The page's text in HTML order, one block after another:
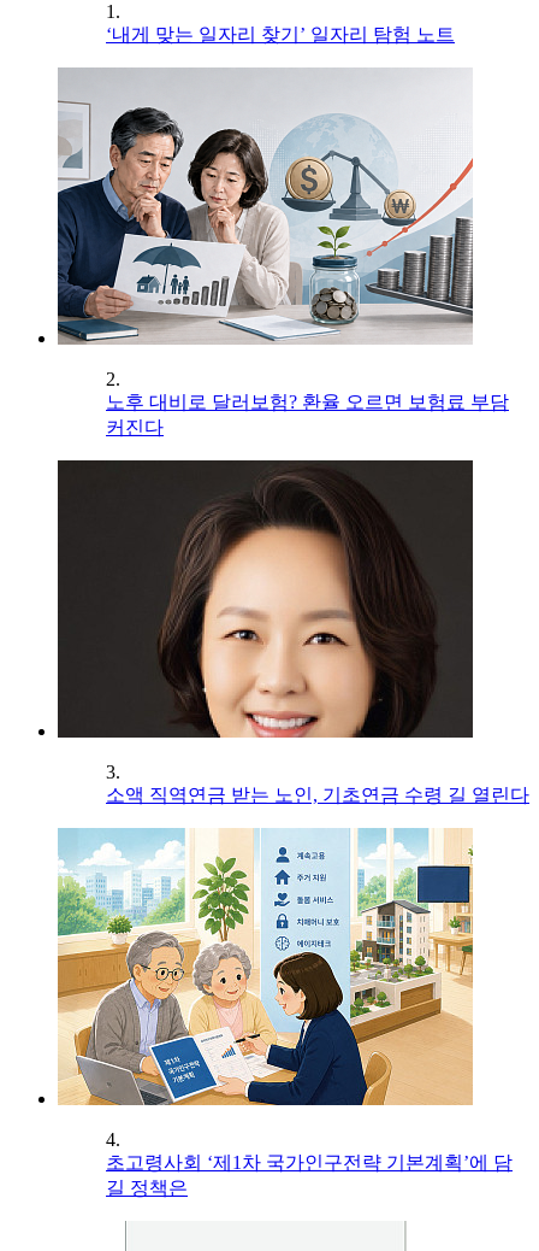
1.
‘내게 맞는 일자리 찾기’ 일자리 탐험 노트
2.
노후 대비로 달러보험? 환율 오르면 보험료 부담
커진다
3.
소액 직역연금 받는 노인, 기초연금 수령 길 열린다
4.
초고령사회 ‘제1차 국가인구전략 기본계획’에 담
길 정책은